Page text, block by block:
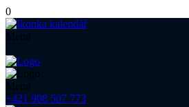
0
Menu
Menu
+421 908 507 773